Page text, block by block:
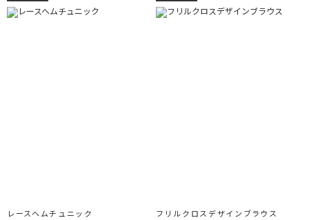
レースヘムチュニック
フリルクロスデザインブラウス